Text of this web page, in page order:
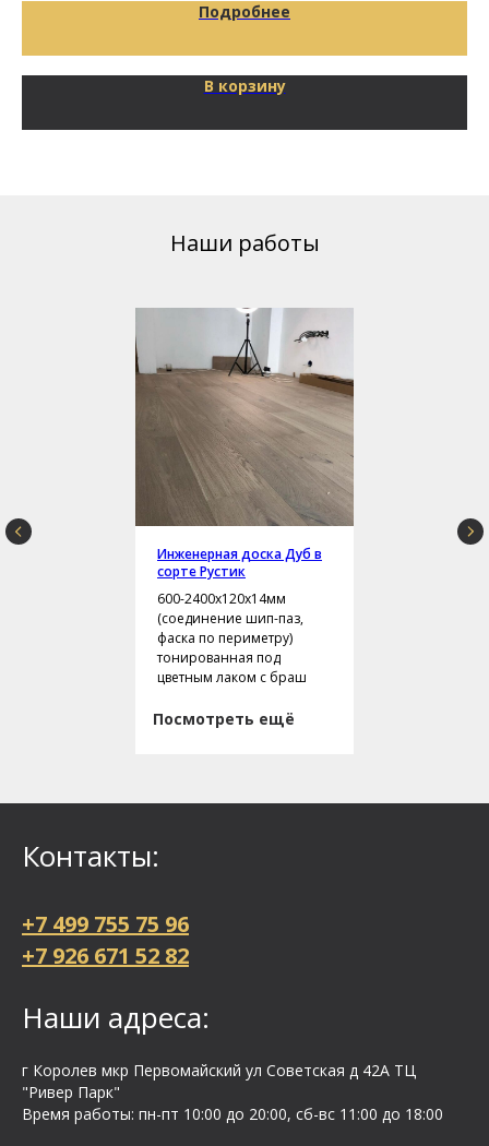
Подробнее
В корзину
Наши работы
Инженерная доска Дуб в
сорте Рустик
600-2400х120х14мм
(соединение шип-паз,
фаска по периметру)
тонированная под
цветным лаком с браш
Посмотреть ещё
Контакты:
+7 499 755 75 96
+7 926 671 52 82
Наши адреса:
г Королев мкр Первомайский ул Cоветская д 42А ТЦ
"Ривер Парк"
Время работы: пн-пт 10:00 до 20:00, сб-вс 11:00 до 18:00